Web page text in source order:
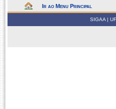
Ir ao Menu Principal
SIGAA |